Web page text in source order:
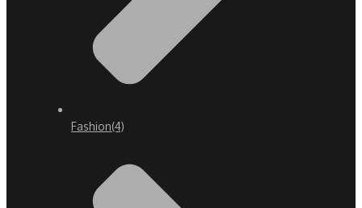
Fashion(4)